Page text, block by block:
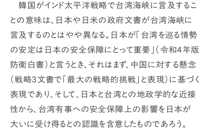
韓国がインド太平洋戦略で台湾海峡に言及するこ
との意味は、日本や日米の政府文書が台湾海峡に
言及するのとはやや異なる。日本が「台湾を巡る情勢
の安定は日本の安全保障にとって重要」（令和4年版
防衛白書）と言うとき、それはまず、中国に対する懸念
（戦略3文書で「最大の戦略的挑戦」と表現）に基づく
表現であり、そして、日本と台湾との地政学的な近接
性から、台湾有事への安全保障上の影響を日本が
大いに受け得るとの認識を含意したものであろう。